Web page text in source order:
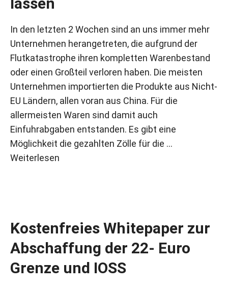
In den letzten 2 Wochen sind an uns immer mehr
Unternehmen herangetreten, die aufgrund der
Flutkatastrophe ihren kompletten Warenbestand
oder einen Großteil verloren haben. Die meisten
Unternehmen importierten die Produkte aus Nicht-
EU Ländern, allen voran aus China. Für die
allermeisten Waren sind damit auch
Einfuhrabgaben entstanden. Es gibt eine
Möglichkeit die gezahlten Zölle für die …
Weiterlesen
Kostenfreies Whitepaper zur
Abschaffung der 22- Euro
Grenze und IOSS